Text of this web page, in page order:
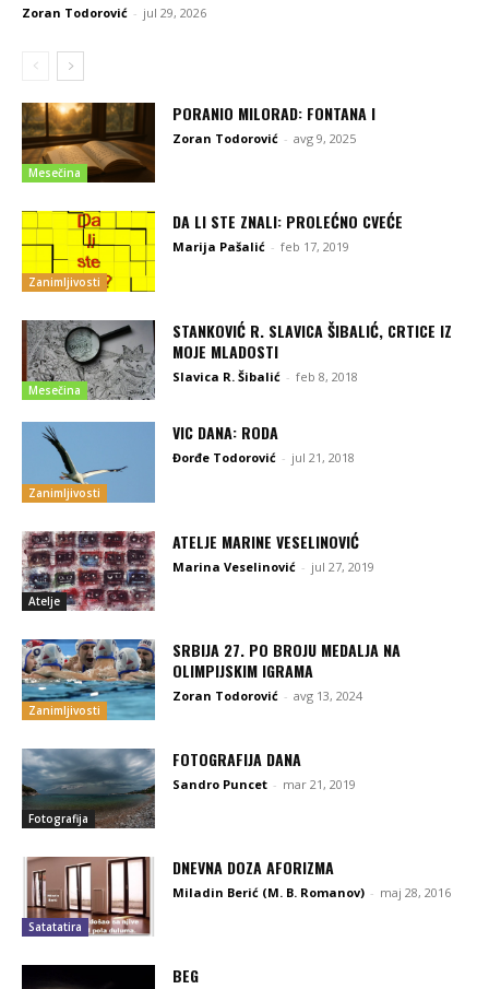
Zoran Todorović - jul 29, 2026
Mesečina
PORANIO MILORAD: FONTANA I
Zoran Todorović - avg 9, 2025
Zanimljivosti
DA LI STE ZNALI: PROLEĆNO CVEĆE
Marija Pašalić - feb 17, 2019
Mesečina
STANKOVIĆ R. SLAVICA ŠIBALIĆ, CRTICE IZ
MOJE MLADOSTI
Slavica R. Šibalić - feb 8, 2018
Zanimljivosti
VIC DANA: RODA
Đorđe Todorović - jul 21, 2018
Atelje
ATELJE MARINE VESELINOVIĆ
Marina Veselinović - jul 27, 2019
Zanimljivosti
SRBIJA 27. PO BROJU MEDALJA NA
OLIMPIJSKIM IGRAMA
Zoran Todorović - avg 13, 2024
Fotografija
FOTOGRAFIJA DANA
Sandro Puncet - mar 21, 2019
Satatatira
DNEVNA DOZA AFORIZMA
Miladin Berić (M. B. Romanov) - maj 28, 2016
BEG